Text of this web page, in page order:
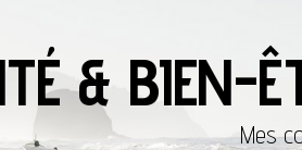
& BIEN-
Mes